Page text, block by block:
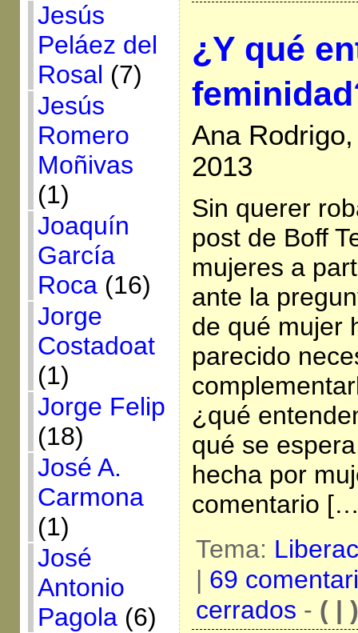
Jesús
Peláez del
Rosal (7)
Jesús
Romero
Moñivas
(1)
Joaquín
García
Roca(16)
Jorge
Costadoat
(1)
Jorge Felip
(18)
José A.
Carmona
(1)
José
Antonio
Pagola(6)
¿Y qué
Ana
2013
Sin querer
post de Boff
mujeres a
ante la
de qué mujer
parecido
¿qué
qué se
hecha por
comentario
Tema:
| 69
cerrados - ( | )